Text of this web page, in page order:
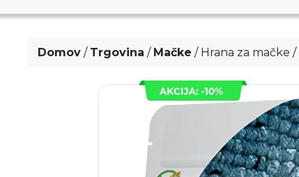
Domov / Trgovina / Mačke / Hrana za mačke /